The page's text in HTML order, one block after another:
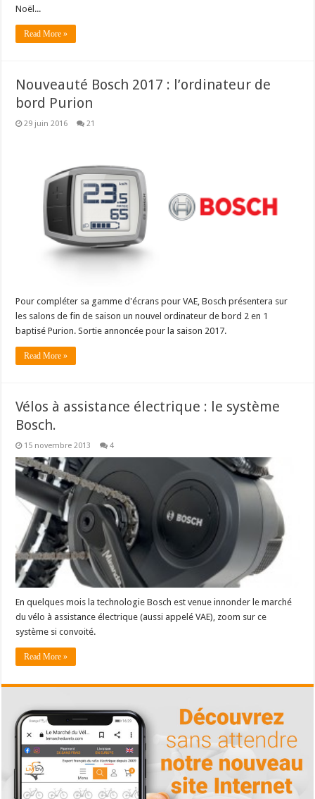
Noël...
Read More »
Nouveauté Bosch 2017 : l’ordinateur de
bord Purion
29 juin 2016 21
Pour compléter sa gamme d'écrans pour VAE, Bosch présentera sur
les salons de fin de saison un nouvel ordinateur de bord 2 en 1
baptisé Purion. Sortie annoncée pour la saison 2017.
Read More »
Vélos à assistance électrique : le système
Bosch.
15 novembre 2013 4
En quelques mois la technologie Bosch est venue innonder le marché
du vélo à assistance électrique (aussi appelé VAE), zoom sur ce
système si convoité.
Read More »